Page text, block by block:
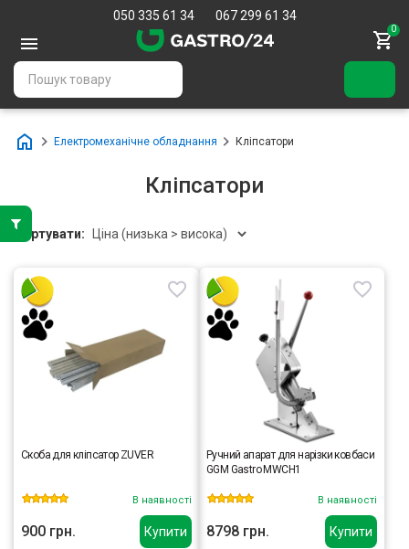
050 335 61 34 067 299 61 34
0
Електромеханічне обладнання Кліпсатори
Кліпсатори
Сортувати:
Купити
Скоба для кліпсатор ZUVER
В наявності
900 грн. Купити
Ручний апарат для нарізки ковбаси
GGM Gastro MWCH1
В наявності
8798 грн.